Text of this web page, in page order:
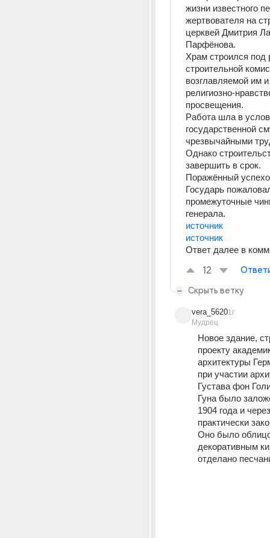
жизни известного
жертвователя на
церквей Дмитрия
Парфёнова.
Храм строился под
строительной
возглавляемой им
религиозно-
просвещения.
Работа шла в
государственной
чрезвычайными
Однако
завершить в срок.
Поражённый
Государь
промежуточные
генерала.
источник
источник
Ответ далее в
12
Скрыть ветку
vera_5620
Мудрец
1г
Новое здание,
проекту
архитектуры
при участии
Густава фон
Гуна было
1904 года и
практически
Оно было
декоративным
отделано